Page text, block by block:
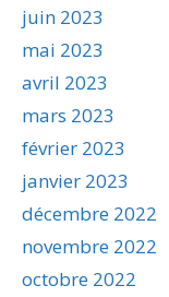
juin 2023
mai 2023
avril 2023
mars 2023
février 2023
janvier 2023
décembre 2022
novembre 2022
octobre 2022